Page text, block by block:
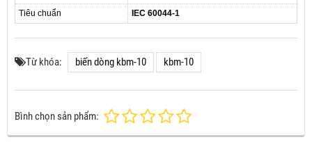
Tiêu chuẩn
IEC 60044-1
Từ khóa: biến dòng kbm-10 kbm-10
Bình chọn sản phẩm: